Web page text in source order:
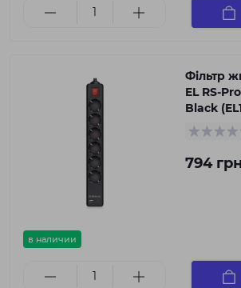
в наличии
Фільтр
EL RS-
Black
794